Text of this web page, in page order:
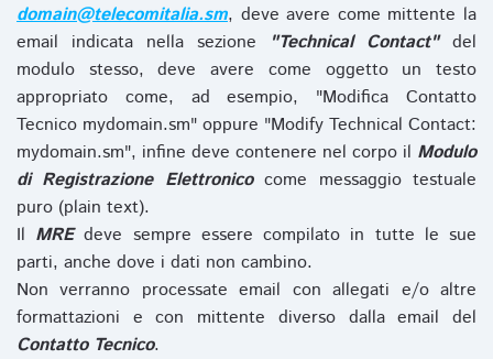
domain@telecomitalia.sm, deve avere come mittente la
email indicata nella sezione
"Technical Contact"del
modulo stesso, deve avere come oggetto un testo
appropriato come, ad esempio, "Modifica Contatto
Tecnico mydomain.sm" oppure "Modify Technical Contact:
mydomain.sm", infine deve contenere nel corpo il Modulo
di Registrazione Elettronicocome messaggio testuale
puro (plain text).
Il MREdeve sempre essere compilato in tutte le sue
parti, anche dove i dati non cambino.
Non verranno processate email con allegati e/o altre
formattazioni e con mittente diverso dalla email del
Contatto Tecnico.